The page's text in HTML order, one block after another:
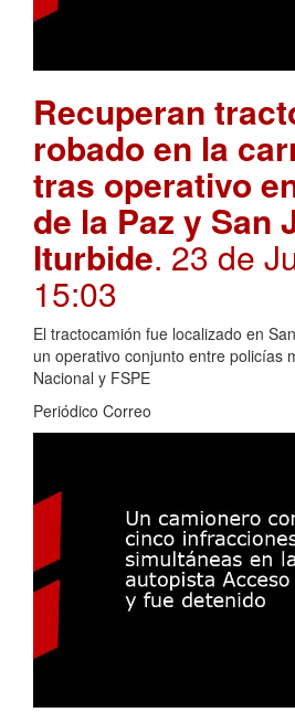
Recuperan
robado en la
tras operativo
de la Paz y San
Iturbide. 23 de
15:03
El tractocamión fue localizado en
un operativo conjunto entre policías
Nacional y FSPE
Periódico Correo